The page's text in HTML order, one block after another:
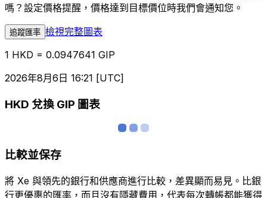
嗎？設定價格提醒，價格達到目標價位時我們會通知您。
追蹤匯率 檢視完整圖表
1 HKD = 0.0947641 GIP
2026年8月6日 16:21 [UTC]
HKD 兌換 GIP 圖表
比較並保存
將 Xe 與領先的銀行和供應商進行比較，差異顯而易見。比銀
行更優惠的匯率，而且沒有隱藏費用，代表每次轉帳都能獲得